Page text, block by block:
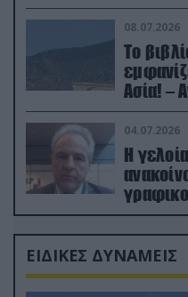
08.07.2026
Το
Ασία! –
04.07.2026
Η
Ρώσους
ΕΙΔΙΚΕΣ ΔΥΝΑΜΕΙΣ